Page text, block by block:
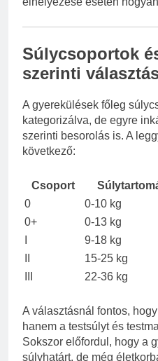
Súlycsoportok
szerinti
A gyerekülések főleg
kategorizálva, de egyre
szerinti besorolás is. A
következő:
Csoport
0
0-10 kg
0+
0-13 kg
9-18 kg
15-25 kg
22-36 kg
A választásnál fontos,
hanem a testsúlyt és
Sokszor előfordul, hogy a
súlyhatárt, de még